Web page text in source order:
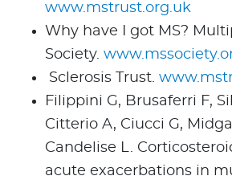
www.mstrust.org.uk
Why have I got MS?
Society.
Sclerosis Trust.
Filippini G, Brusaferri F,
Citterio A, Ciucci G,
Candelise L.
acute exacerbations in